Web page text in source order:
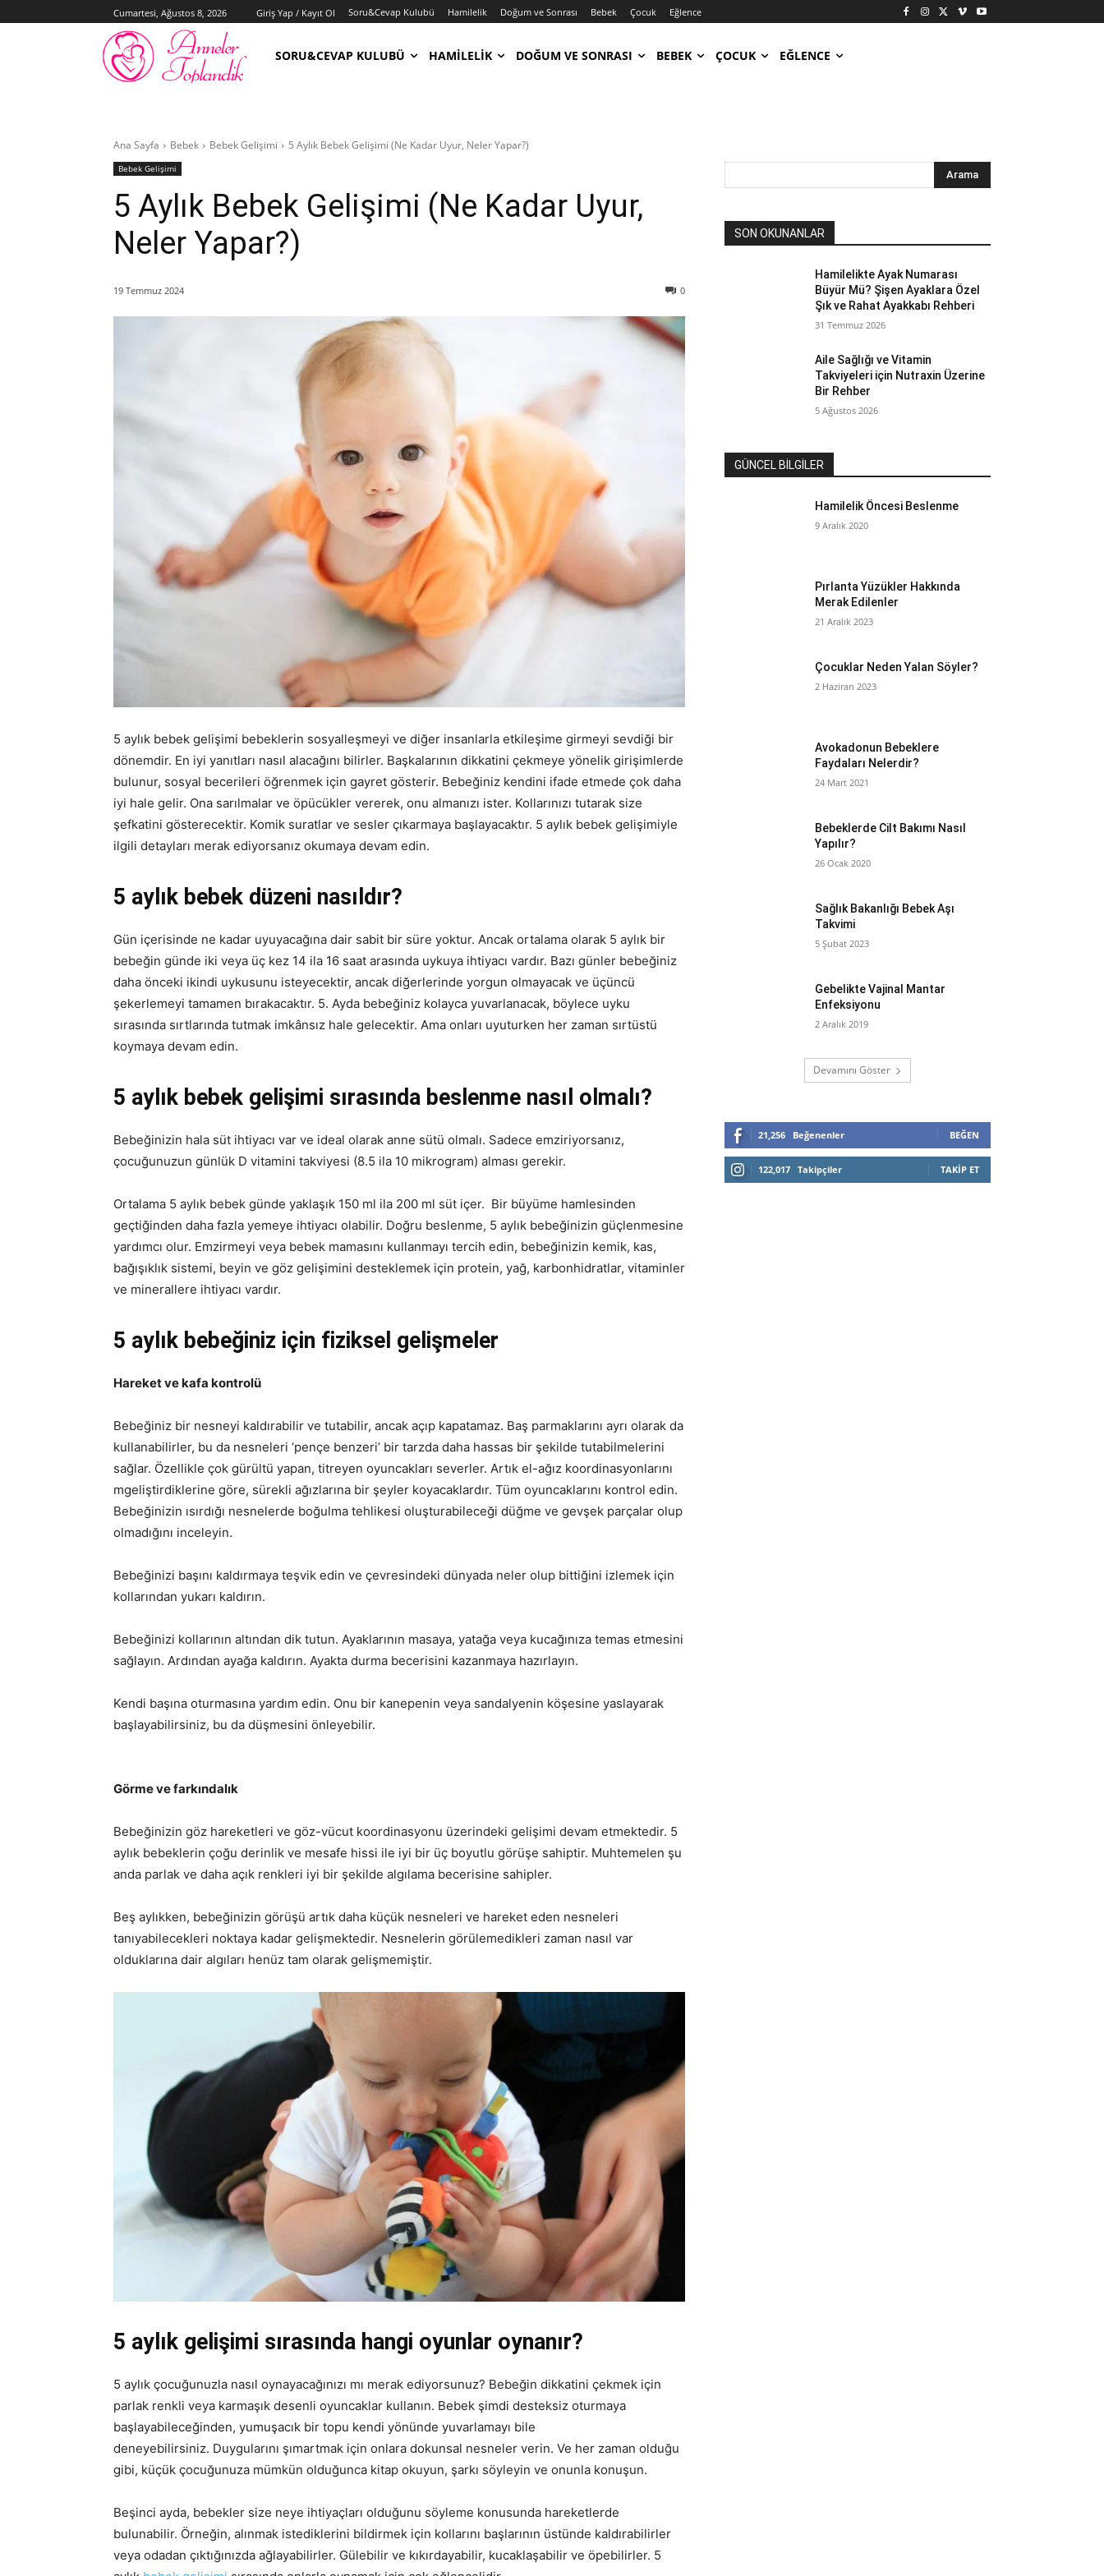
Cumartesi, Ağustos 8, 2026 Giriş Yap / Kayıt Ol Soru&Cevap Kulubü Hamilelik Doğum ve Sonrası Bebek Çocuk Eğlence
SORU&CEVAP KULUBÜ HAMILELIK DOĞUM VE SONRASI BEBEK ÇOCUK EĞLENCE
Ana Sayfa Bebek Bebek Gelişimi 5 Aylık Bebek Gelişimi (Ne Kadar Uyur, Neler Yapar?)
Bebek Gelişimi
5 Aylık Bebek Gelişimi (Ne Kadar Uyur,
Neler Yapar?)
19 Temmuz 2024 0
5 aylık bebek gelişimi bebeklerin sosyalleşmeyi ve diğer insanlarla etkileşime girmeyi sevdiği bir
dönemdir. En iyi yanıtları nasıl alacağını bilirler. Başkalarının dikkatini çekmeye yönelik girişimlerde
bulunur, sosyal becerileri öğrenmek için gayret gösterir. Bebeğiniz kendini ifade etmede çok daha
iyi hale gelir. Ona sarılmalar ve öpücükler vererek, onu almanızı ister. Kollarınızı tutarak size
şefkatini gösterecektir. Komik suratlar ve sesler çıkarmaya başlayacaktır. 5 aylık bebek gelişimiyle
ilgili detayları merak ediyorsanız okumaya devam edin.
5 aylık bebek düzeni nasıldır?
Gün içerisinde ne kadar uyuyacağına dair sabit bir süre yoktur. Ancak ortalama olarak 5 aylık bir
bebeğin günde iki veya üç kez 14 ila 16 saat arasında uykuya ihtiyacı vardır. Bazı günler bebeğiniz
daha önceki ikindi uykusunu isteyecektir, ancak diğerlerinde yorgun olmayacak ve üçüncü
şekerlemeyi tamamen bırakacaktır. 5. Ayda bebeğiniz kolayca yuvarlanacak, böylece uyku
sırasında sırtlarında tutmak imkânsız hale gelecektir. Ama onları uyuturken her zaman sırtüstü
koymaya devam edin.
5 aylık bebek gelişimi sırasında beslenme nasıl olmalı?
Bebeğinizin hala süt ihtiyacı var ve ideal olarak anne sütü olmalı. Sadece emziriyorsanız,
çocuğunuzun günlük D vitamini takviyesi (8.5 ila 10 mikrogram) alması gerekir.
Ortalama 5 aylık bebek günde yaklaşık 150 ml ila 200 ml süt içer. Bir büyüme hamlesinden
geçtiğinden daha fazla yemeye ihtiyacı olabilir. Doğru beslenme, 5 aylık bebeğinizin güçlenmesine
yardımcı olur. Emzirmeyi veya bebek mamasını kullanmayı tercih edin, bebeğinizin kemik, kas,
bağışıklık sistemi, beyin ve göz gelişimini desteklemek için protein, yağ, karbonhidratlar, vitaminler
ve minerallere ihtiyacı vardır.
5 aylık bebeğiniz için fiziksel gelişmeler
Hareket ve kafa kontrolü
Bebeğiniz bir nesneyi kaldırabilir ve tutabilir, ancak açıp kapatamaz. Baş parmaklarını ayrı olarak da
kullanabilirler, bu da nesneleri ‘pençe benzeri’ bir tarzda daha hassas bir şekilde tutabilmelerini
sağlar. Özellikle çok gürültü yapan, titreyen oyuncakları severler. Artık el-ağız koordinasyonlarını
mgeliştirdiklerine göre, sürekli ağızlarına bir şeyler koyacaklardır. Tüm oyuncaklarını kontrol edin.
Bebeğinizin ısırdığı nesnelerde boğulma tehlikesi oluşturabileceği düğme ve gevşek parçalar olup
olmadığını inceleyin.
Bebeğinizi başını kaldırmaya teşvik edin ve çevresindeki dünyada neler olup bittiğini izlemek için
kollarından yukarı kaldırın.
Bebeğinizi kollarının altından dik tutun. Ayaklarının masaya, yatağa veya kucağınıza temas etmesini
sağlayın. Ardından ayağa kaldırın. Ayakta durma becerisini kazanmaya hazırlayın.
Kendi başına oturmasına yardım edin. Onu bir kanepenin veya sandalyenin köşesine yaslayarak
başlayabilirsiniz, bu da düşmesini önleyebilir.
Görme ve farkındalık
Bebeğinizin göz hareketleri ve göz-vücut koordinasyonu üzerindeki gelişimi devam etmektedir. 5
aylık bebeklerin çoğu derinlik ve mesafe hissi ile iyi bir üç boyutlu görüşe sahiptir. Muhtemelen şu
anda parlak ve daha açık renkleri iyi bir şekilde algılama becerisine sahipler.
Beş aylıkken, bebeğinizin görüşü artık daha küçük nesneleri ve hareket eden nesneleri
tanıyabilecekleri noktaya kadar gelişmektedir. Nesnelerin görülemedikleri zaman nasıl var
olduklarına dair algıları henüz tam olarak gelişmemiştir.
5 aylık gelişimi sırasında hangi oyunlar oynanır?
5 aylık çocuğunuzla nasıl oynayacağınızı mı merak ediyorsunuz? Bebeğin dikkatini çekmek için
parlak renkli veya karmaşık desenli oyuncaklar kullanın. Bebek şimdi desteksiz oturmaya
başlayabileceğinden, yumuşacık bir topu kendi yönünde yuvarlamayı bile
deneyebilirsiniz. Duygularını şımartmak için onlara dokunsal nesneler verin. Ve her zaman olduğu
gibi, küçük çocuğunuza mümkün olduğunca kitap okuyun, şarkı söyleyin ve onunla konuşun.
Beşinci ayda, bebekler size neye ihtiyaçları olduğunu söyleme konusunda hareketlerde
bulunabilir. Örneğin, alınmak istediklerini bildirmek için kollarını başlarının üstünde kaldırabilirler
veya odadan çıktığınızda ağlayabilirler. Gülebilir ve kıkırdayabilir, kucaklaşabilir ve öpebilirler. 5
Arama
SON OKUNANLAR
Hamilelikte Ayak Numarası
Büyür Mü? Şişen Ayaklara Özel
Şık ve Rahat Ayakkabı Rehberi
31 Temmuz 2026
Aile Sağlığı ve Vitamin
Takviyeleri için Nutraxin Üzerine
Bir Rehber
5 Ağustos 2026
GÜNCEL BİLGİLER
Hamilelik Öncesi Beslenme
9 Aralık 2020
Pırlanta Yüzükler Hakkında
Merak Edilenler
21 Aralık 2023
Çocuklar Neden Yalan Söyler?
2 Haziran 2023
Avokadonun Bebeklere
Faydaları Nelerdir?
24 Mart 2021
Bebeklerde Cilt Bakımı Nasıl
Yapılır?
26 Ocak 2020
Sağlık Bakanlığı Bebek Aşı
Takvimi
5 Şubat 2023
Gebelikte Vajinal Mantar
Enfeksiyonu
2 Aralık 2019
Devamını Göster
21,256 Beğenenler BEĞEN
122,017 Takipçiler TAKIP ET